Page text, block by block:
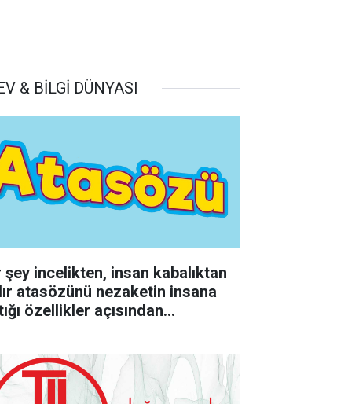
& BİLGİ DÜNYASI
şey incelikten, insan kabalıktan
atasözünü nezaketin insana
özellikler açısından